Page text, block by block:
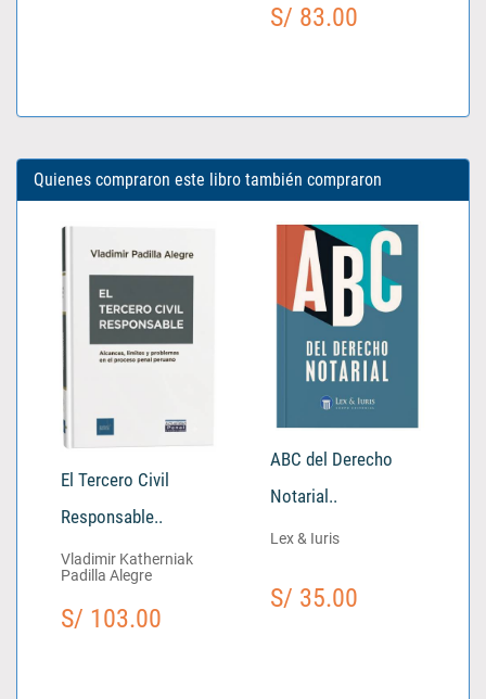
S/ 83.00
Quienes compraron este libro también compraron
El Tercero Civil
Responsable..
Vladimir Katherniak
Padilla Alegre
S/ 103.00
ABC del Derecho
Notarial..
Lex & Iuris
S/ 35.00